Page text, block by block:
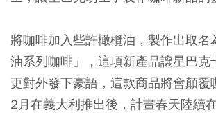
將咖啡加入些許橄欖油，製作出取名
油系列咖啡」，這項新產品讓星巴克
更對外發下豪語，這款商品將會顛覆
2月在義大利推出後，計畫春天陸續